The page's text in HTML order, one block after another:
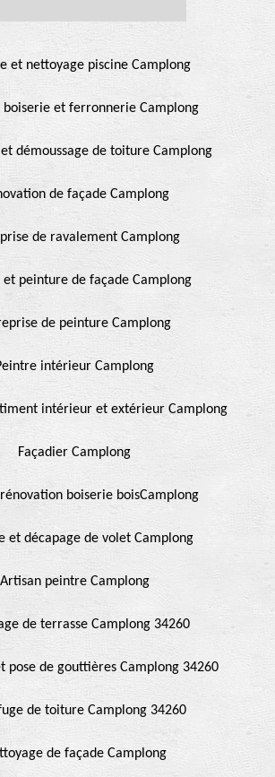
et nettoyage piscine Camplong
boiserie et ferronnerie Camplong
démoussage de toiture Camplong
de façade Camplong
de ravalement Camplong
et peinture de façade Camplong
de peinture Camplong
intérieur Camplong
intérieur et extérieur Camplong
Façadier Camplong
boiserie boisCamplong
et décapage de volet Camplong
Artisan peintre Camplong
de terrasse Camplong 34260
pose de gouttières Camplong 34260
de toiture Camplong 34260
de façade Camplong